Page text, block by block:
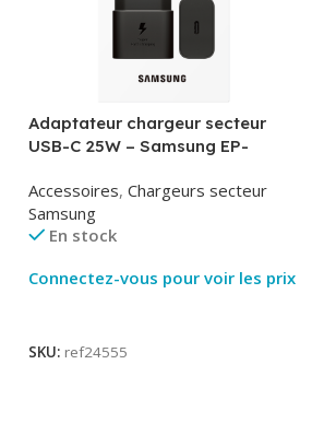
Adaptateur chargeur secteur
USB-C 25W – Samsung EP-
Original
Accessoires, Chargeurs secteur
Samsung
En stock
Connectez-vous pour voir les prix
SKU: ref24555